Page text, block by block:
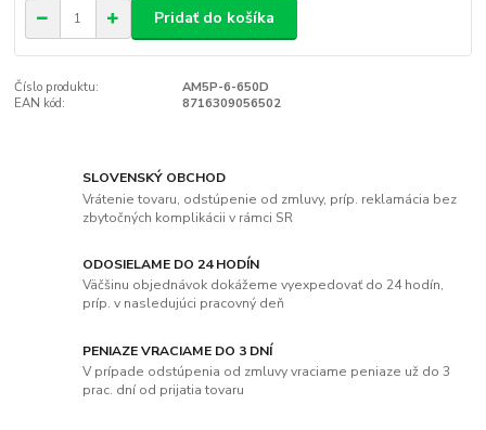
Pridať do košíka
Číslo produktu:
AM5P-6-650D
EAN kód:
8716309056502
SLOVENSKÝ OBCHOD
Vrátenie tovaru, odstúpenie od zmluvy, príp. reklamácia bez
zbytočných komplikácii v rámci SR
ODOSIELAME DO 24 HODÍN
Väčšinu objednávok dokážeme vyexpedovať do 24 hodín,
príp. v nasledujúci pracovný deň
PENIAZE VRACIAME DO 3 DNÍ
V prípade odstúpenia od zmluvy vraciame peniaze už do 3
prac. dní od prijatia tovaru